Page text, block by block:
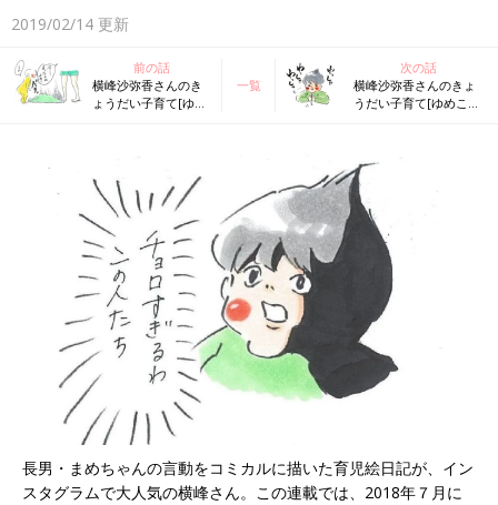
2019/02/14 更新
前の話
横峰沙弥香さんのき
ょうだい子育て[ゆめ
一覧
次の話
横峰沙弥香さんのきょ
うだい子育て[ゆめこ日
長男・まめちゃんの言動をコミカルに描いた育児絵日記が、イン
スタグラムで大人気の横峰さん。この連載では、2018年７月に